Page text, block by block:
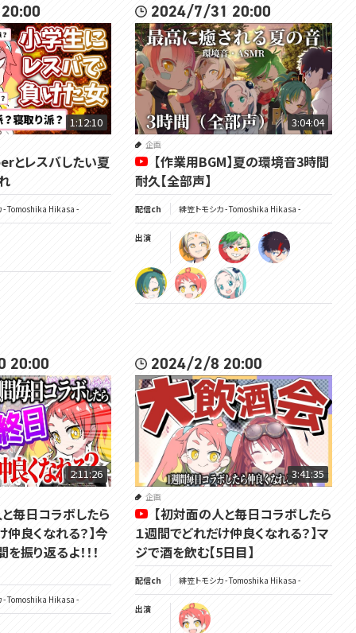
1:12:10
とレスバしたい夏
- Tomoshika Hikasa -
2024/7/31 20:00
3:04:04
企画
【作業用BGM】夏の環境音3時間
耐久【全部声】
配信ch 緋笠トモシカ - Tomoshika Hikasa -
出演
20:00
2:11:26
毎日コラボしたら
良くなれる？】今
振り返るよ！！！
- Tomoshika Hikasa -
2024/2/8 20:00
3:41:35
企画
【初対面の人と毎日コラボしたら
１週間でどれだけ仲良くなれる？】マ
ジで酒を飲む【5日目】
配信ch 緋笠トモシカ - Tomoshika Hikasa -
出演